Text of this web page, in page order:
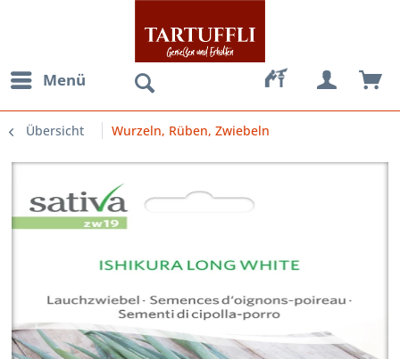
Menü
Übersicht Wurzeln, Rüben, Zwiebeln